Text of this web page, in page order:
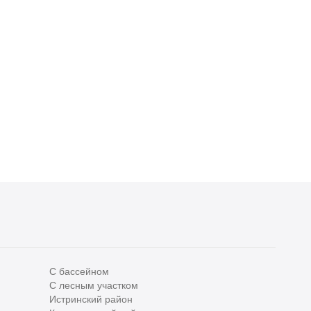
С бассейном
С лесным участком
Истринский район
Все